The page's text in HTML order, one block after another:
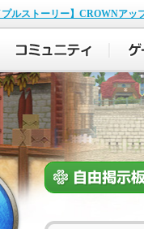
プルストーリー】CROWNアッ